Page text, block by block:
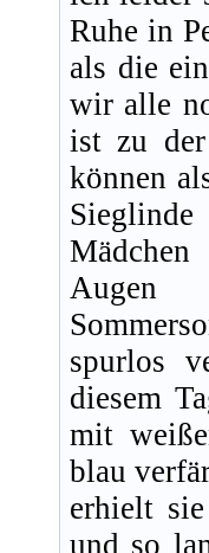
Ruhe in
als die
wir alle
ist zu
können
spurlos
diesem
mit
blau
erhielt
und so